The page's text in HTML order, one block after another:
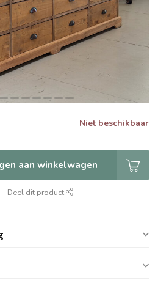
Niet beschikbaar
aan winkelwagen
Deel dit product